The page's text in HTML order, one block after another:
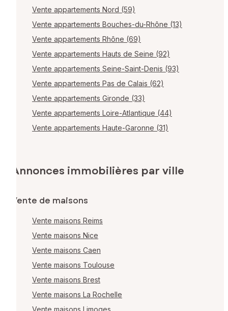
Vente appartements Nord (59)
Vente appartements Bouches-du-Rhône (13)
Vente appartements Rhône (69)
Vente appartements Hauts de Seine (92)
Vente appartements Seine-Saint-Denis (93)
Vente appartements Pas de Calais (62)
Vente appartements Gironde (33)
Vente appartements Loire-Atlantique (44)
Vente appartements Haute-Garonne (31)
Annonces immobilières par ville
Vente de maisons
Vente maisons Reims
Vente maisons Nice
Vente maisons Caen
Vente maisons Toulouse
Vente maisons Brest
Vente maisons La Rochelle
Vente maisons Limoges